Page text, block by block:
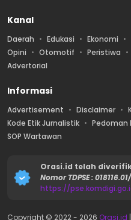
Kanal
Daerah Edukasi Ekonomi
Opini
Otomotif Peristiwa
Advertorial
Informasi
Advertisement Disclaimer
Kode Etik Jurnalistik
Pedoman
SOP Wartawan
Orasi.id telah
Nomor TDPSE :
https://
Copyright © 2022 - 2026 Orasi.id |